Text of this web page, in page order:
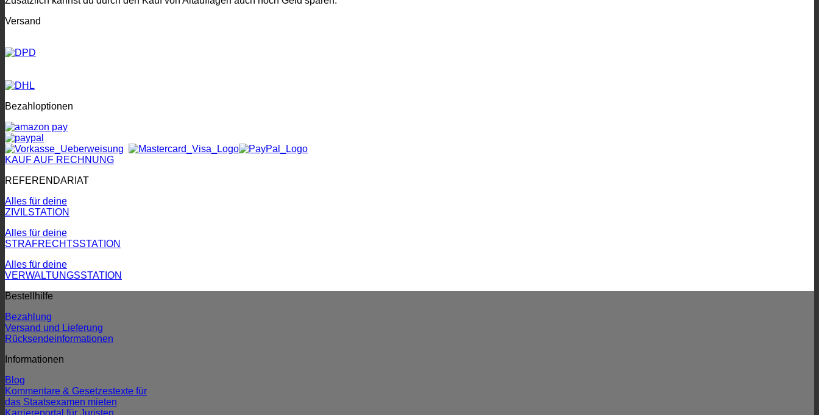
Versand
Bezahloptionen
KAUF AUF RECHNUNG
REFERENDARIAT
Alles für deine
ZIVILSTATION
Alles für deine
STRAFRECHTSSTATION
Alles für deine
VERWALTUNGSSTATION
Bestellhilfe
Bezahlung
Versand und Lieferung
Rücksendeinformationen
Informationen
Blog
Kommentare & Gesetzestexte für
das Staatsexamen mieten